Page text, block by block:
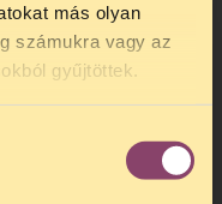
más olyan
számukra vagy az
gyűjtöttek.
a testnevelés
a
az egyéni
oktatásban
tanulmányi
július 27 és